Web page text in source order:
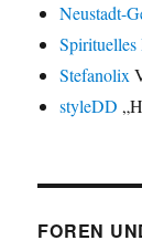
Neustadt-
Stefanolix
styleDD
FOREN